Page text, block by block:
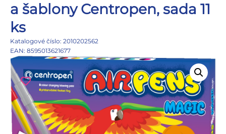
a šablony Centropen, sada 11
ks
Katalogové číslo: 2010202562
EAN: 8595013621677